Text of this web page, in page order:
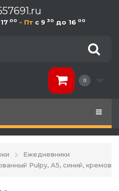
00 - Пт c 9 30 до 16 00
0
Ежедневники
Pulpy, А5, синий,